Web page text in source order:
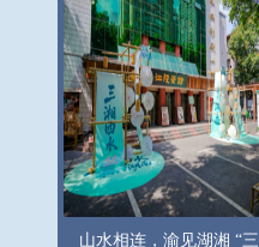
山水相连，渝见湖湘 “三